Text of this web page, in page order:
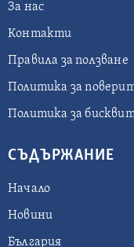
За нас
Контакти
Правила за ползване
Политика за
Политика за
СЪДЪРЖАНИЕ
Начало
Новини
България